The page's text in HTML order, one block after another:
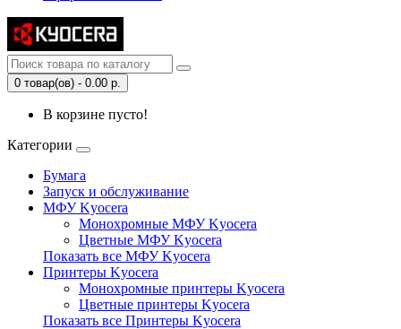
0 товар(ов) - 0.00 р.
В корзине пусто!
Категории
Бумага
Запуск и обслуживание
МФУ Kyocera
Монохромные МФУ Kyocera
Цветные МФУ Kyocera
Показать все МФУ Kyocera
Принтеры Kyocera
Монохромные принтеры Kyocera
Цветные принтеры Kyocera
Показать все Принтеры Kyocera